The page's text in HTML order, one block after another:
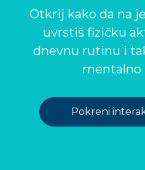
Otkrij kako da na
uvrstiš fizičku
dnevnu rutinu i
mentalno
Pokreni